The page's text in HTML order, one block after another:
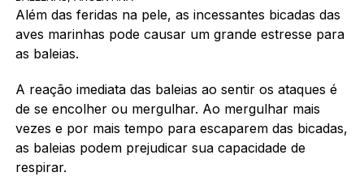
Além das feridas na pele, as incessantes bicadas das
aves marinhas pode causar um grande estresse para
as baleias.
A reação imediata das baleias ao sentir os ataques é
de se encolher ou mergulhar. Ao mergulhar mais
vezes e por mais tempo para escaparem das bicadas,
as baleias podem prejudicar sua capacidade de
respirar.